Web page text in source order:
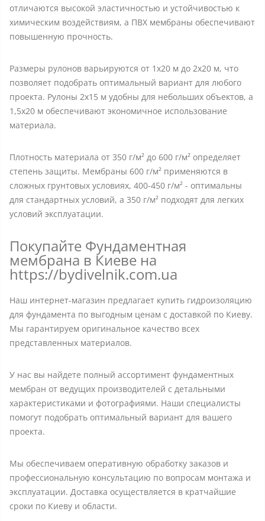
отличаются высокой эластичностью и устойчивостью к
химическим воздействиям, а ПВХ мембраны обеспечивают
повышенную прочность.
Размеры рулонов варьируются от 1x20 м до 2x20 м, что
позволяет подобрать оптимальный вариант для любого
проекта. Рулоны 2x15 м удобны для небольших объектов, а
1,5x20 м обеспечивают экономичное использование
материала.
Плотность материала от 350 г/м² до 600 г/м² определяет
степень защиты. Мембраны 600 г/м² применяются в
сложных грунтовых условиях, 400-450 г/м² - оптимальны
для стандартных условий, а 350 г/м² подходят для легких
условий эксплуатации.
Покупайте Фундаментная
мембрана в Киеве на
https://bydivelnik.com.ua
Наш интернет-магазин предлагает купить гидроизоляцию
для фундамента по выгодным ценам с доставкой по Киеву.
Мы гарантируем оригинальное качество всех
представленных материалов.
У нас вы найдете полный ассортимент фундаментных
мембран от ведущих производителей с детальными
характеристиками и фотографиями. Наши специалисты
помогут подобрать оптимальный вариант для вашего
проекта.
Мы обеспечиваем оперативную обработку заказов и
профессиональную консультацию по вопросам монтажа и
эксплуатации. Доставка осуществляется в кратчайшие
сроки по Киеву и области.